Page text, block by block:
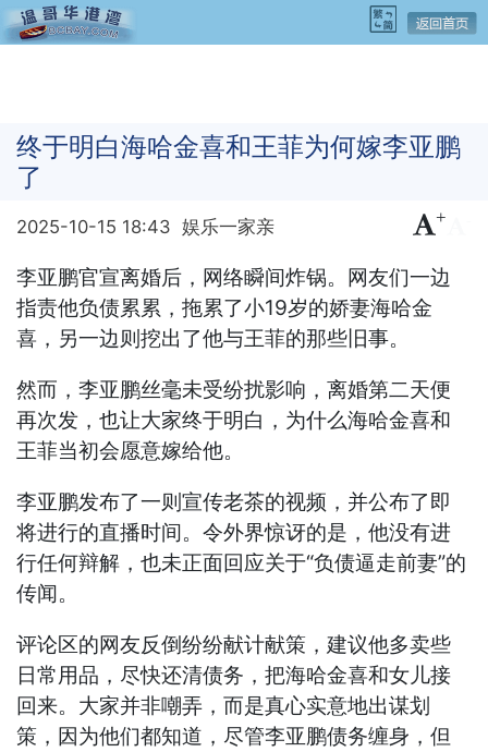
终于明白海哈金喜和王菲为何嫁李亚鹏
了
2025-10-15 18:43 娱乐一家亲 +
李亚鹏官宣离婚后，网络瞬间炸锅。网友们一边
指责他负债累累，拖累了小19岁的娇妻海哈金
喜，另一边则挖出了他与王菲的那些旧事。
然而，李亚鹏丝毫未受纷扰影响，离婚第二天便
再次发，也让大家终于明白，为什么海哈金喜和
王菲当初会愿意嫁给他。
李亚鹏发布了一则宣传老茶的视频，并公布了即
将进行的直播时间。令外界惊讶的是，他没有进
行任何辩解，也未正面回应关于“负债逼走前妻”的
传闻。
评论区的网友反倒纷纷献计献策，建议他多卖些
日常用品，尽快还清债务，把海哈金喜和女儿接
回来。大家并非嘲弄，而是真心实意地出谋划
策，因为他们都知道，尽管李亚鹏债务缠身，但